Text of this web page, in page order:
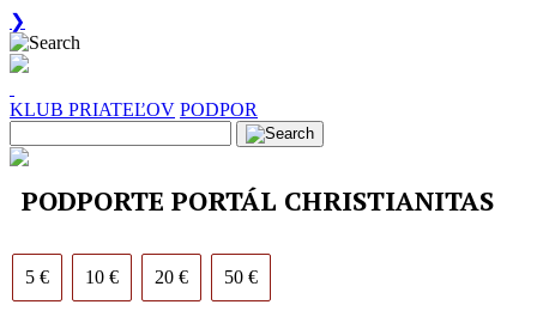
❯
KLUB PRIATEĽOV PODPOR
PODPORTE PORTÁL CHRISTIANITAS
5 € 10 € 20 € 50 €